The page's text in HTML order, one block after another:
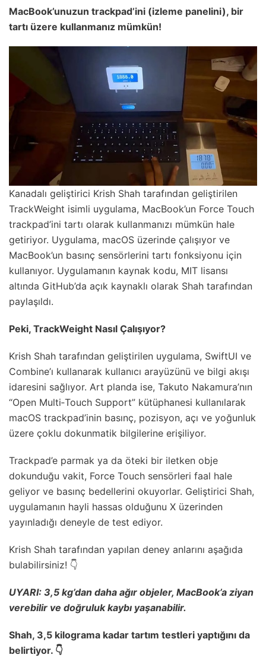
MacBook’unuzun trackpad’ini (izleme panelini), bir
tartı üzere kullanmanız mümkün!
Kanadalı geliştirici Krish Shah tarafından geliştirilen
TrackWeight isimli uygulama, MacBook’un Force Touch
trackpad’ini tartı olarak kullanmanızı mümkün hale
getiriyor. Uygulama, macOS üzerinde çalışıyor ve
MacBook’un basınç sensörlerini tartı fonksiyonu için
kullanıyor. Uygulamanın kaynak kodu, MIT lisansı
altında GitHub’da açık kaynaklı olarak Shah tarafından
paylaşıldı.
Peki, TrackWeight Nasıl Çalışıyor?
Krish Shah tarafından geliştirilen uygulama, SwiftUI ve
Combine’ı kullanarak kullanıcı arayüzünü ve bilgi akışı
idaresini sağlıyor. Art planda ise, Takuto Nakamura’nın
“Open Multi‑Touch Support” kütüphanesi kullanılarak
macOS trackpad’inin basınç, pozisyon, açı ve yoğunluk
üzere çoklu dokunmatik bilgilerine erişiliyor.
Trackpad’e parmak ya da öteki bir iletken obje
dokunduğu vakit, Force Touch sensörleri faal hale
geliyor ve basınç bedellerini okuyorlar. Geliştirici Shah,
uygulamanın hayli hassas olduğunu X üzerinden
yayınladığı deneyle de test ediyor.
Krish Shah tarafından yapılan deney anlarını aşağıda
bulabilirsiniz! 👇
UYARI: 3,5 kg’dan daha ağır objeler, MacBook’a ziyan
verebilir ve doğruluk kaybı yaşanabilir.
Shah, 3,5 kilograma kadar tartım testleri yaptığını da
belirtiyor. 👇